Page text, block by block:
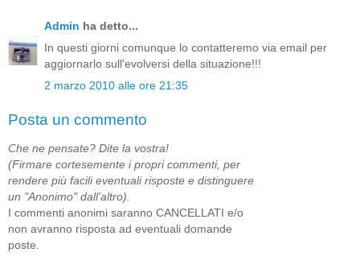
Admin ha detto...
In questi giorni comunque lo contatteremo via email per
aggiornarlo sull'evolversi della situazione!!!
2 marzo 2010 alle ore 21:35
Posta un commento
Che ne pensate? Dite la vostra!
(Firmare cortesemente i propri commenti, per
rendere più facili eventuali risposte e distinguere
un "Anonimo" dall'altro).
I commenti anonimi saranno CANCELLATI e/o
non avranno risposta ad eventuali domande
poste.